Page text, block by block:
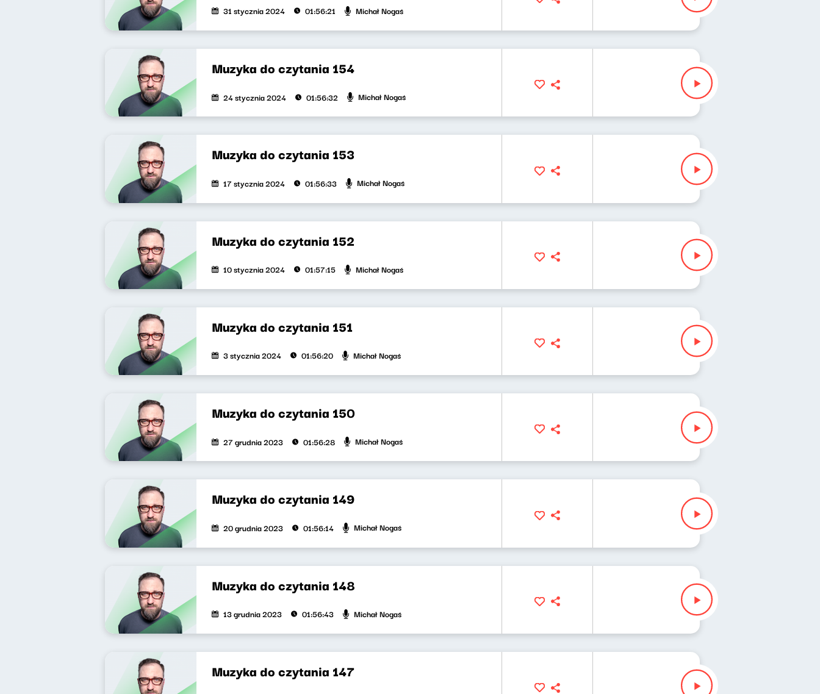
31 stycznia 2024 01:56:21 Michał Nogaś
Muzyka do czytania 154
24 stycznia 2024 01:56:32 Michał Nogaś
Muzyka do czytania 153
17 stycznia 2024 01:56:33 Michał Nogaś
Muzyka do czytania 152
10 stycznia 2024 01:57:15 Michał Nogaś
Muzyka do czytania 151
3 stycznia 2024 01:56:20 Michał Nogaś
Muzyka do czytania 150
27 grudnia 2023 01:56:28 Michał Nogaś
Muzyka do czytania 149
20 grudnia 2023 01:56:14 Michał Nogaś
Muzyka do czytania 148
13 grudnia 2023 01:56:43 Michał Nogaś
Muzyka do czytania 147